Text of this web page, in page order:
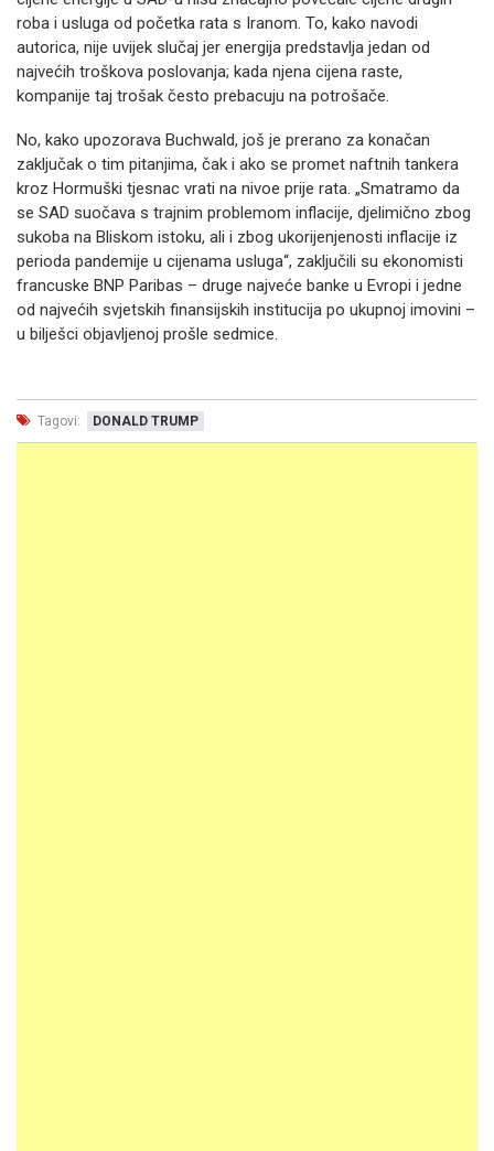
roba i usluga od početka rata s Iranom. To, kako navodi
autorica, nije uvijek slučaj jer energija predstavlja jedan od
najvećih troškova poslovanja; kada njena cijena raste,
kompanije taj trošak često prebacuju na potrošače.
No, kako upozorava Buchwald, još je prerano za konačan
zaključak o tim pitanjima, čak i ako se promet naftnih tankera
kroz Hormuški tjesnac vrati na nivoe prije rata. „Smatramo da
se SAD suočava s trajnim problemom inflacije, djelimično zbog
sukoba na Bliskom istoku, ali i zbog ukorijenjenosti inflacije iz
perioda pandemije u cijenama usluga“, zaključili su ekonomisti
francuske BNP Paribas – druge najveće banke u Evropi i jedne
od najvećih svjetskih finansijskih institucija po ukupnoj imovini –
u bilješci objavljenoj prošle sedmice.
Tagovi: DONALD TRUMP